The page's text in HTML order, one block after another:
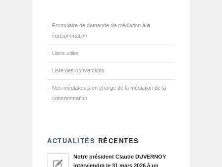
Formulaire de demande de médiation à la
consommation
Liens utiles
Liste des conventions
Nos médiateurs en charge de la médiation de la
consommation
ACTUALITÉS RÉCENTES
Notre président Claude DUVERNOY
interviendra le 31 mars 2026 à un